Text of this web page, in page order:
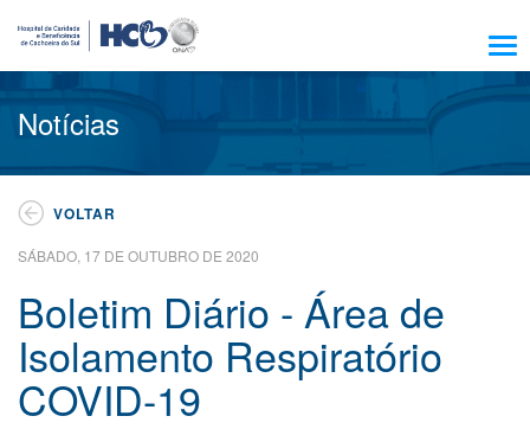
Sobre Nós
Amigo HCB
Notícias
Trabalhe Conosco
Residência, Ensino e Pesquisa
Nossos Serviços
Encontre seu médico
Pacientes e Visitantes
Notícias
VOLTAR
SÁBADO, 17 DE OUTUBRO DE 2020
Boletim Diário - Área de
Isolamento Respiratório
COVID-19